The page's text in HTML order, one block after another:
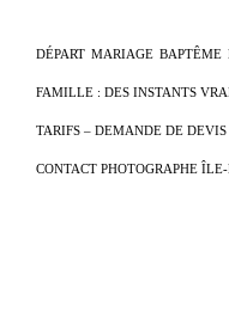
DÉPART MARIAGE BAPTÊME
FAMILLE : DES INSTANTS
TARIFS – DEMANDE DE DEVIS
CONTACT PHOTOGRAPHE